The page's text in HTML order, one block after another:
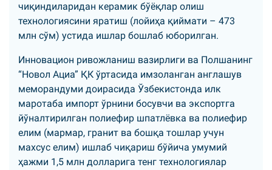
чиқиндиларидан керамик бўёқлар олиш
технологиясини яратиш (лойиҳа қиймати – 473
млн сўм) устида ишлар бошлаб юборилган.
Инновацион ривожланиш вазирлиги ва Полшанинг
“Новол Ациа” ҚК ўртасида имзоланган англашув
меморандуми доирасида Ўзбекистонда илк
маротаба импорт ўрнини босувчи ва экспортга
йўналтирилган полиефир шпатлёвка ва полиефир
елим (мармар, гранит ва бошқа тошлар учун
махсус елим) ишлаб чиқариш бўйича умумий
ҳажми 1,5 млн долларига тенг технологиялар